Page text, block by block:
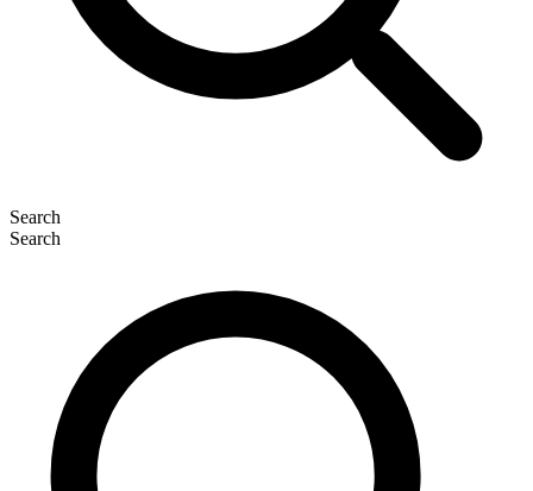
Search
Search